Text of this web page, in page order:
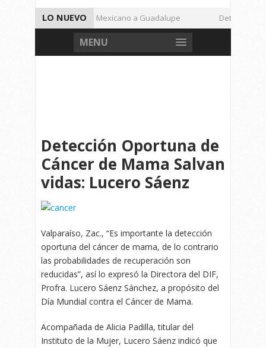
LO NUEVO
Enamora el Regional Mexicano a Guadalupe
Detienen a
Autoridades de Seguridad Dan Avances de Operación Rastrillo.
MENU
Detección Oportuna de
Cáncer de Mama Salvan
vidas: Lucero Sáenz
Valparaíso, Zac., “Es importante la detección
oportuna del cáncer de mama, de lo contrario
las probabilidades de recuperación son
reducidas”, así lo expresó la Directora del DIF,
Profra. Lucero Sáenz Sánchez, a propósito del
Día Mundial contra el Cáncer de Mama.
Acompañada de Alicia Padilla, titular del
Instituto de la Mujer, Lucero Sáenz indicó que